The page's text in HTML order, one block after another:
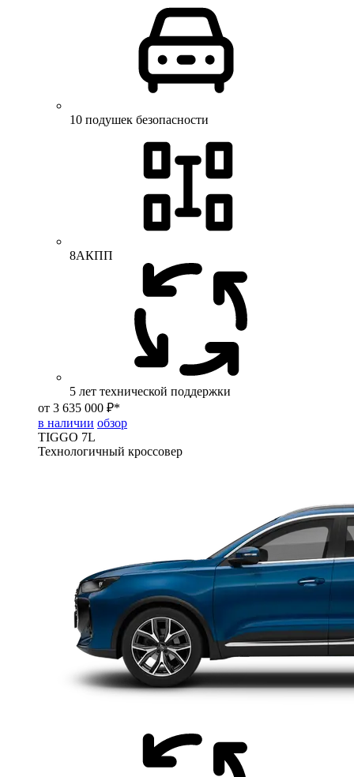
10 подушек безопасности
8АКПП
5 лет технической поддержки
от 3 635 000 ₽*
в наличии обзор
TIGGO 7L
Технологичный кроссовер